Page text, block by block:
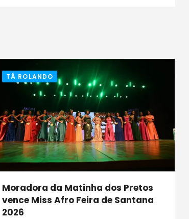
TÁ ROLANDO
Moradora da Matinha dos Pretos
vence Miss Afro Feira de Santana
2026